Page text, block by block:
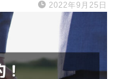
2022年9月25日